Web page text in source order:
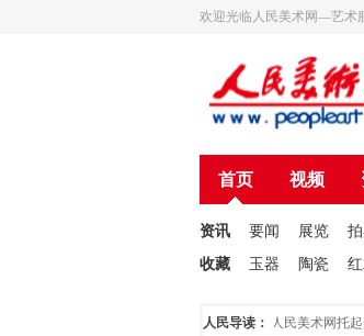
欢迎光临人民美术网—艺术
首页 视频
资讯 要闻 展览
收藏
玉器 陶瓷
人民导读：
人民美术创作院揭牌仪式在北京举行 为人民美术网托起